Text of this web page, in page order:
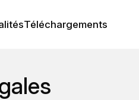
Téléchargements